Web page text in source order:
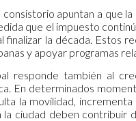
consistorio apuntan a que
que el impuesto
finalizar la década. Estos
y apoyar programas
responde también al
En determinados
la movilidad,
la ciudad deben contribuir